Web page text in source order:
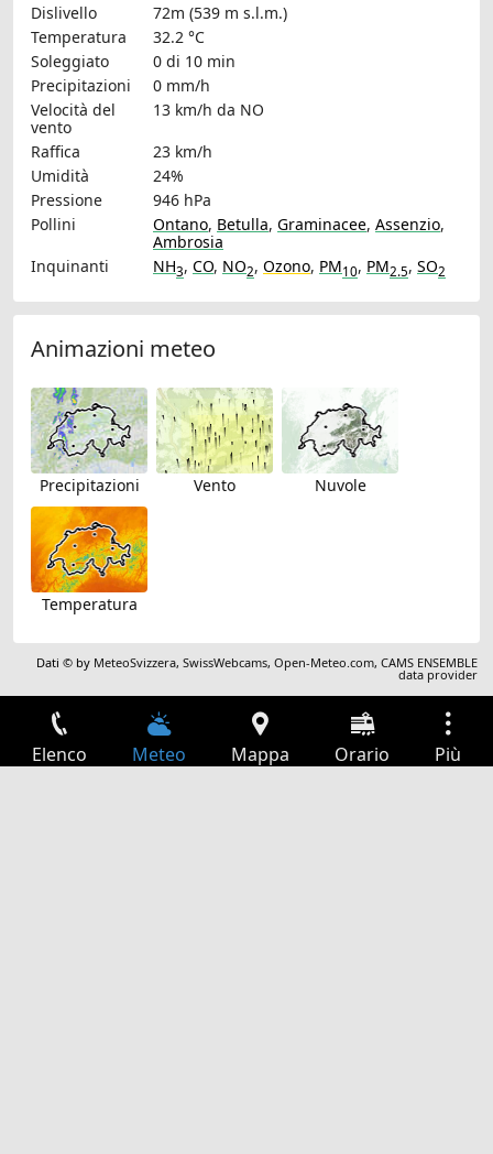
Dislivello
72m (539 m s.l.m.)
Temperatura
32.2 °C
Soleggiato
0 di 10 min
Precipitazioni
0 mm/h
Velocità del
vento
13 km/h da NO
Raffica
23 km/h
Umidità
24%
Pressione
946 hPa
Pollini
Ontano, Betulla, Graminacee, Assenzio,
Ambrosia
Inquinanti
NH3, CO, NO2, Ozono, PM10, PM2.5, SO2
Animazioni meteo
Precipitazioni Vento Nuvole
Temperatura
Dati © by MeteoSvizzera,SwissWebcams,Open-Meteo.com,CAMS ENSEMBLE
data provider
Elenco Meteo Mappa Orario Più